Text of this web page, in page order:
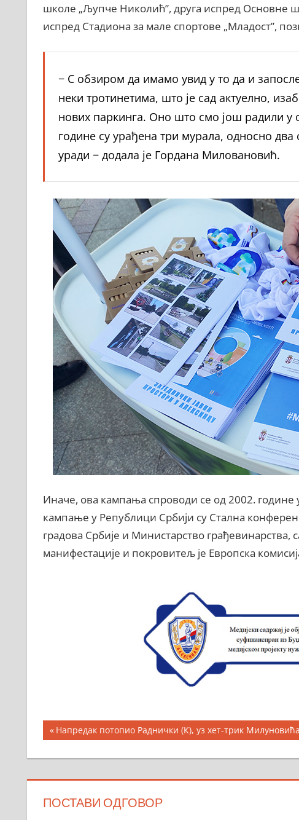
школе „Љупче Николић”, друга испред Основне
испред Стадиона за мале спортове „Младост”,
− С обзиром да имамо увид у то да и
неки тротинетима, што је сад актуелно,
нових паркинга. Оно што смо још радили у
године су урађена три мурала, односно
уради − додала је Гордана Миловановић.
Иначе, ова кампања спроводи се од 2002.
кампање у Републици Србији су Стална
градова Србије и Министарство грађевинарства,
манифестације и покровитељ је Европска
Кретање
чланка
Previous
Post:
Напредак потопио Раднички (К), уз хет-трик Милуновића
ПОСТАВИ ОДГОВОР